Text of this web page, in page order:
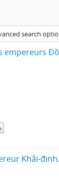
search
empereurs
Khải-định.